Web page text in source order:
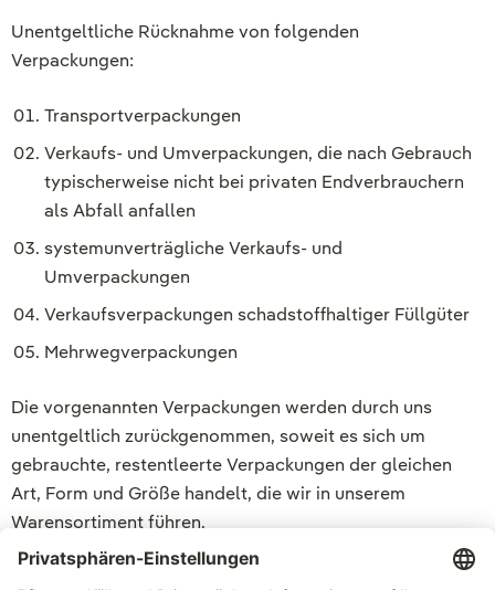
Unentgeltliche Rücknahme von folgenden
Verpackungen:
Transportverpackungen
Verkaufs- und Umverpackungen, die nach Gebrauch
typischerweise nicht bei privaten Endverbrauchern
als Abfall anfallen
systemunverträgliche Verkaufs- und
Umverpackungen
Verkaufsverpackungen schadstoffhaltiger Füllgüter
Mehrwegverpackungen
Die vorgenannten Verpackungen werden durch uns
unentgeltlich zurückgenommen, soweit es sich um
gebrauchte, restentleerte Verpackungen der gleichen
Art, Form und Größe handelt, die wir in unserem
Warensortiment führen.
Nähere Informationen über den Ort der Rücknahme